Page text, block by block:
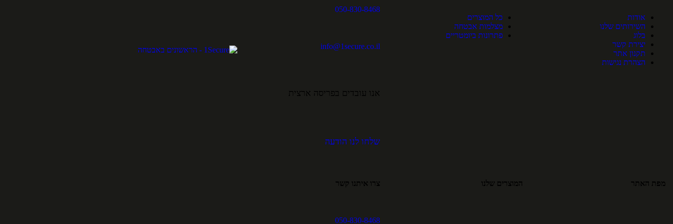
אודות
השירותים שלנו
בלוג
יצירת קשר
תקנון אתר
הצהרת נגישות
כל המוצרים
מצלמות אבטחה
פתרונות ביומטריים
050-830-8468
info@1secure.co.il
אנו עובדים בפריסה ארצית
שלחו לנו הודעה
מפת האתר המוצרים שלנו צרו איתנו קשר
050-830-8468